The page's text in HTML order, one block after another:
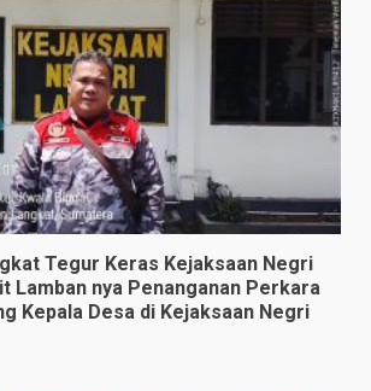
Tegur Keras Kejaksaan Negri
Lamban nya Penanganan Perkara
Kepala Desa di Kejaksaan Negri